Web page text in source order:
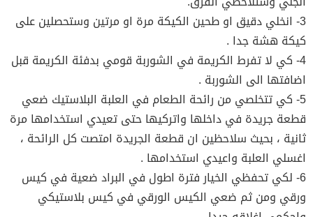
3- انخلي دقيق او طحين الكيكة مرة او مرتين وستحصلين على
كيكة هشة جدا .
4- كي لا تفرط الكريمة في الشوربة قومي بدفئة الكريمة قبل
اضافتها الى الشوربة .
5- كي تتخلصي من رائحة الطعام في العلبة البلاستيك ضعي
قطعة جريدة في داخلها واتركيها حتى تعيدي استخدامها مرة
ثانية ، بحيث سلاحظين ان قطعة الجريدة امتصت كل الرائحة ،
اغسلي العلبة واعيدي استخدامها .
6- لكي تحفظي الخيار فترة اطول في البراد ضعية في كيس
ورقي ومن ثم ضعي الكيس الورقي في كيس بلاستيكي